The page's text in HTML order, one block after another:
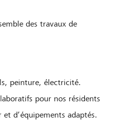
des travaux de
peinture, électricité.
pour nos résidents
d’équipements adaptés.